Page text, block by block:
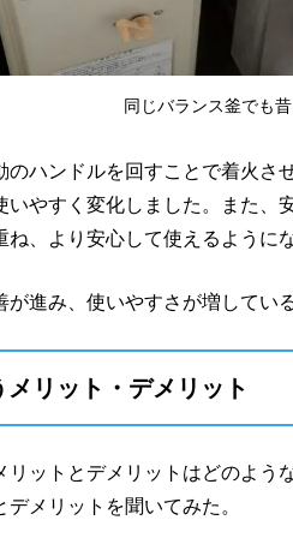
同じバランス釜でも
のハンドルを回すことで着火
いやすく変化しました。また
、より安心して使えるように
進み、使いやすさが増してい
リット・デメリット
リットとデメリットはどのよ
メリットを聞いてみた。